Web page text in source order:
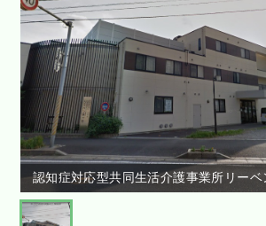
認知症対応型共同生活介護事業所リーベ